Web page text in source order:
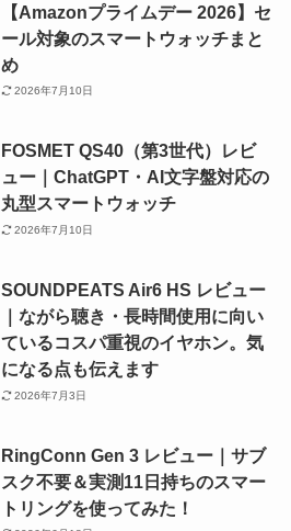
【Amazonプライムデー 2026】セ
ール対象のスマートウォッチまと
め
2026年7月10日
FOSMET QS40（第3世代）レビ
ュー｜ChatGPT・AI文字盤対応の
丸型スマートウォッチ
2026年7月10日
SOUNDPEATS Air6 HS レビュー
｜ながら聴き・長時間使用に向い
ているコスパ重視のイヤホン。気
になる点も伝えます
2026年7月3日
RingConn Gen 3 レビュー｜サブ
スク不要＆実測11日持ちのスマー
トリングを使ってみた！